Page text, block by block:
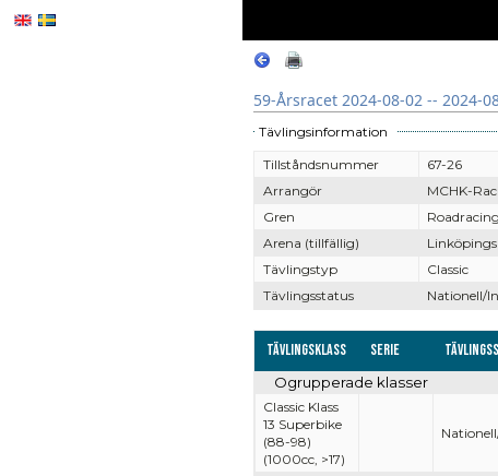
59-Årsracet 2024-08-02 -- 2024-
Tävlingsinformation
Tillståndsnummer
67-26
Arrangör
MCHK-
Gren
Roadracing
Arena (tillfällig)
Tävlingstyp
Classic
Tävlingsstatus
Nationell/
Tävlingsklass Serie
Ogrupperade klasser
Classic Klass
13 Superbike
(88-98)
(1000cc, >17)